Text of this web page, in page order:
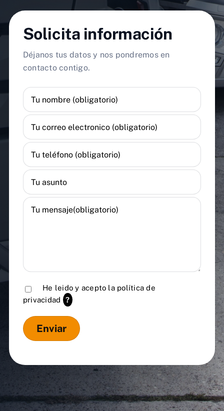
Solicita información
Déjanos tus datos y nos pondremos en
contacto contigo.
He leido y acepto la política de
privacidad
?